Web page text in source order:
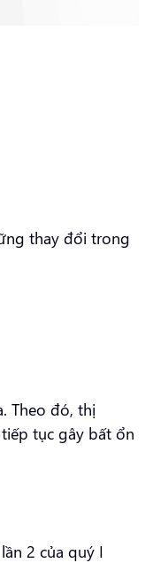
thay đổi trong
Theo đó, thị
tục gây bất ổn
2 của quý I